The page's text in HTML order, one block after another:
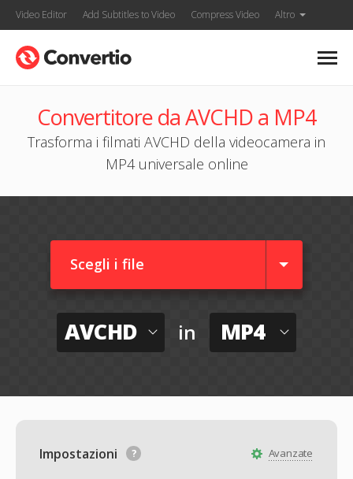
Video Editor Add Subtitles to Video Compress Video Altro
Convertitore da AVCHD a MP4
Trasforma i filmati AVCHD della videocamera in
MP4 universale online
Scegli i file
AVCHD in MP4
Avanzate
Impostazioni